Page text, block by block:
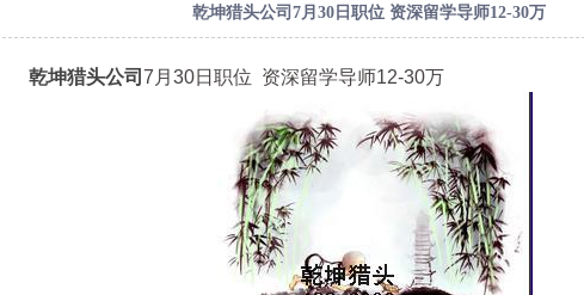
乾坤猎头公司7月30日职位 资深留学导师12-30万
乾坤猎头公司 7月30日职位 资深留学导师12-30万